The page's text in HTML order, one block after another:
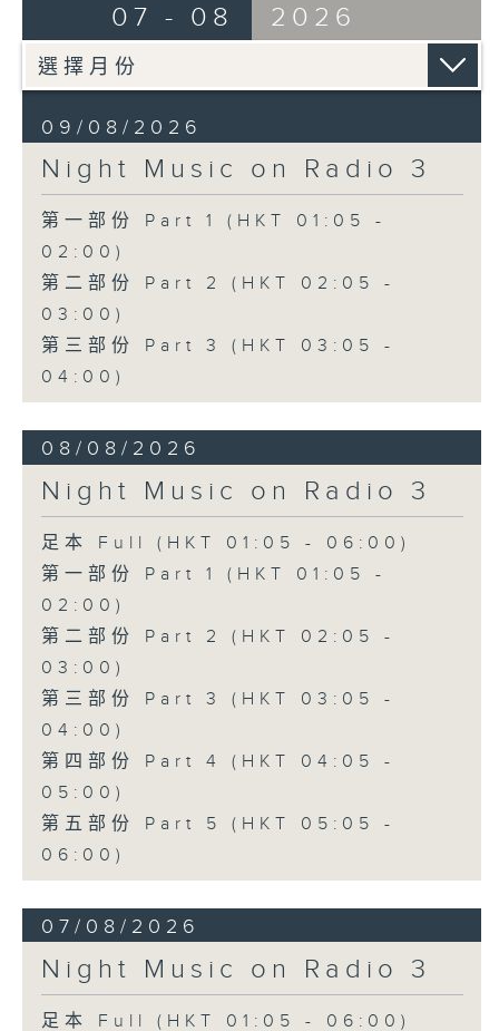
07 - 08 2026
09/08/2026
Night Music on Radio 3
第一部份 Part 1 (HKT 01:05 -
02:00)
第二部份 Part 2 (HKT 02:05 -
03:00)
第三部份 Part 3 (HKT 03:05 -
04:00)
08/08/2026
Night Music on Radio 3
足本 Full (HKT 01:05 - 06:00)
第一部份 Part 1 (HKT 01:05 -
02:00)
第二部份 Part 2 (HKT 02:05 -
03:00)
第三部份 Part 3 (HKT 03:05 -
04:00)
第四部份 Part 4 (HKT 04:05 -
05:00)
第五部份 Part 5 (HKT 05:05 -
06:00)
07/08/2026
Night Music on Radio 3
足本 Full (HKT 01:05 - 06:00)